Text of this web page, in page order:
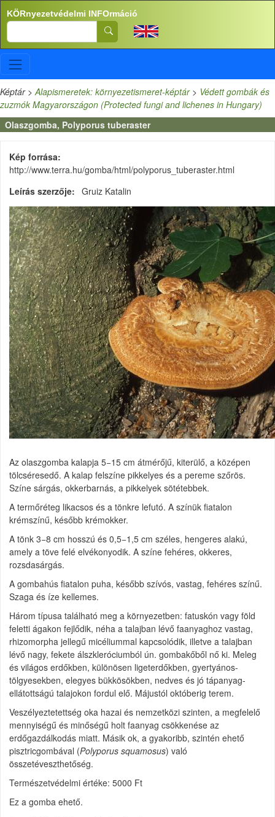
Ugrás a tartalomra
KÖRnyezetvédelmi INFOrmáció
Search
Képtár>Alapismeretek: környezetismeret-képtár> Védett gombák és
zuzmók Magyarországon (Protected fungi and lichenes in Hungary)
Olaszgomba, Polyporus tuberaster
Kép forrása
http://www.terra.hu/gomba/html/polyporus_tuberaster.html
Leírás szerzője
Gruiz Katalin
Az olaszgomba kalapja 5−15 cm átmérőjű, kiterülő, a középen
tölcséresedő. A kalap felszíne pikkelyes és a pereme szőrös.
Színe sárgás, okkerbarnás, a pikkelyek sötétebbek.
A termőréteg likacsos és a tönkre lefutó. A színük fiatalon
krémszínű, később krémokker.
A tönk 3−8 cm hosszú és 0,5−1,5 cm széles, hengeres alakú,
amely a töve felé elvékonyodik. A színe fehéres, okkeres,
rozsdasárgás.
A gombahús fiatalon puha, később szívós, vastag, fehéres színű.
Szaga és íze kellemes.
Három típusa található meg a környezetben: fatuskón vagy föld
feletti ágakon fejlődik, néha a talajban lévő faanyaghoz vastag,
rhizomorpha jellegű micéliummal kapcsolódik, illetve a talajban
lévő nagy, fekete álszkleróciumból ún. gombakőből nő ki. Meleg
és világos erdőkben, különösen ligeterdőkben, gyertyános-
tölgyesekben, elegyes bükkösökben, nedves és jó tápanyag-
ellátottságú talajokon fordul elő. Májustól októberig terem.
Veszélyeztetettség oka hazai és nemzetközi szinten, a megfelelő
mennyiségű és minőségű holt faanyag csökkenése az
erdőgazdálkodás miatt. Másik ok, a gyakoribb, szintén ehető
pisztricgombával (Polyporus squamosus) való
összetéveszthetőség.
Természetvédelmi értéke: 5000 Ft
Ez a gomba ehető.